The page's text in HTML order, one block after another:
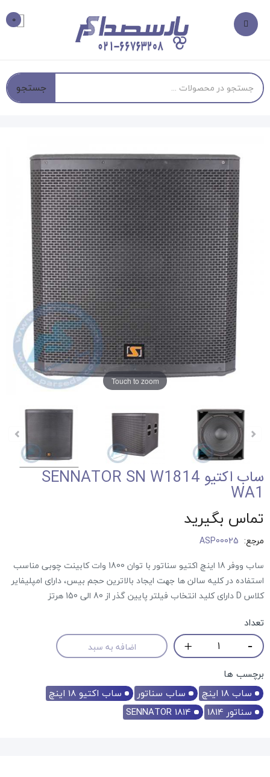
0
جستجو
Touch to zoom
ساب اکتیو SENNATOR SN W1814
WA1
تماس بگیرید
مرجع: ASP00025
ساب ووفر 18 اینچ اکتیو سناتور با توان 1800 وات کابینت چوبی مناسب
استفاده در کلیه سالن ها جهت ایجاد بالاترین حجم بیس، دارای امپلیفایر
کلاس D دارای کلید انتخاب فیلتر پایین گذر از 80 الی 150 هرتز
تعداد
اضافه به سبد
برچسب ها
ساب 18 اینچ
ساب سناتور
ساب اکتیو 18 اینچ
سناتور 1814
SENNATOR 1814